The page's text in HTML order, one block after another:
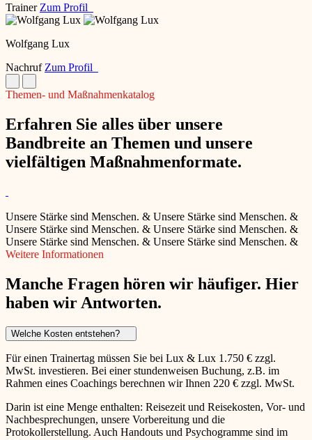
Trainer Zum Profil
Wolfgang Lux
Nachruf Zum Profil
Themen- und Maßnahmenkatalog
Erfahren Sie alles über unsere
Bandbreite an Themen und unsere
vielfältigen Maßnahmenformate.
Unsere Stärke sind Menschen. & Unsere Stärke sind Menschen. &
Unsere Stärke sind Menschen. & Unsere Stärke sind Menschen. &
Unsere Stärke sind Menschen. & Unsere Stärke sind Menschen. &
Weitere Informationen
Manche Fragen hören wir häufiger. Hier
haben wir Antworten.
Welche Kosten entstehen?
Für einen Trainertag müssen Sie bei Lux & Lux 1.750 € zzgl.
MwSt. investieren. Bei einer stundenweisen Buchung, z.B. im
Rahmen eines Coachings berechnen wir Ihnen 220 € zzgl. MwSt.
Darin ist eine Menge enthalten: Reisezeit und Reisekosten, Vor- und
Nachbesprechungen, unsere Vorbereitung und die
Protokollerstellung. Auch Handouts und Psychogramme sind im